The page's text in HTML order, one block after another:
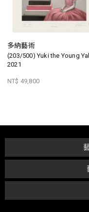
多納藝術
(203/500) Yuki the Young
2021
NT$ 49,800